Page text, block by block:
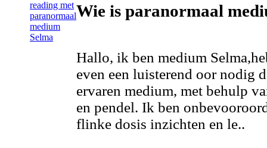
Wie is paranormaal
Hallo, ik ben medium
even een luisterend oor nodig
ervaren medium, met behulp
en pendel. Ik ben
flinke dosis inzichten en le..